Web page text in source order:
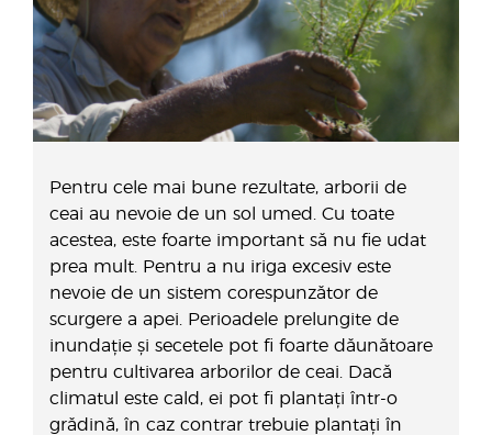
Pentru cele mai bune rezultate, arborii de
ceai au nevoie de un sol umed. Cu toate
acestea, este foarte important să nu fie udat
prea mult. Pentru a nu iriga excesiv este
nevoie de un sistem corespunzător de
scurgere a apei. Perioadele prelungite de
inundație și secetele pot fi foarte dăunătoare
pentru cultivarea arborilor de ceai. Dacă
climatul este cald, ei pot fi plantați într-o
grădină, în caz contrar trebuie plantați în